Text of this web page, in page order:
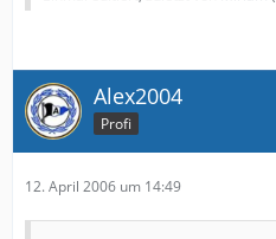
Alex2004
Profi
12. April 2006 um 14:49